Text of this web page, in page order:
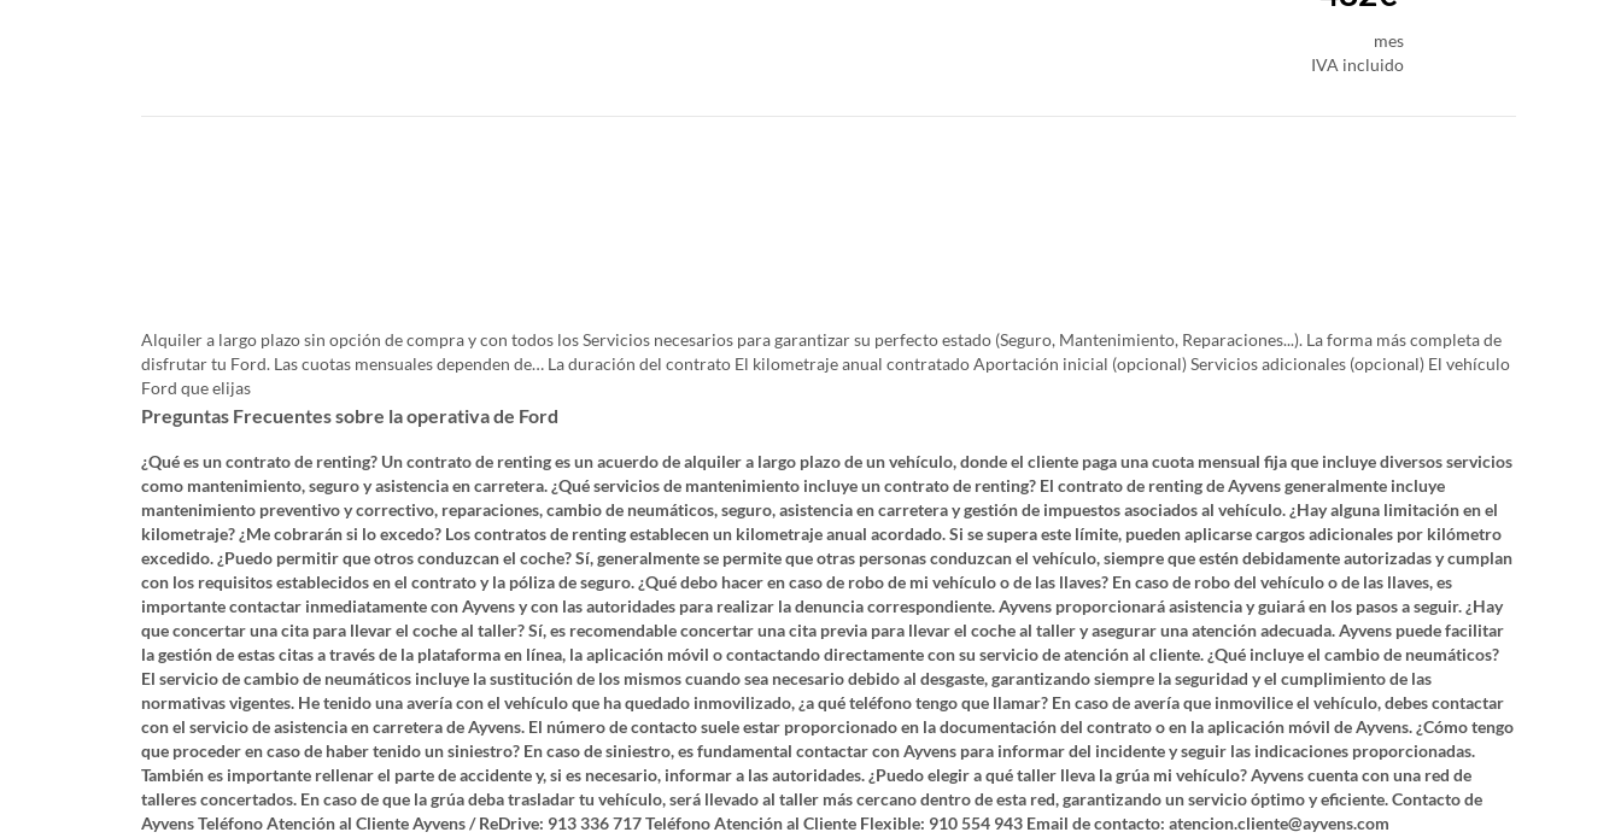
mes
IVA incluido
Alquiler a largo plazo sin opción de compra y con todos los Servicios necesarios para garantizar su perfecto estado (Seguro, Mantenimiento, Reparaciones...). La forma más completa de
disfrutar tu Ford. Las cuotas mensuales dependen de… La duración del contrato El kilometraje anual contratado Aportación inicial (opcional) Servicios adicionales (opcional) El vehículo
Ford que elijas
Preguntas Frecuentes sobre la operativa de Ford
¿Qué es un contrato de renting? Un contrato de renting es un acuerdo de alquiler a largo plazo de un vehículo, donde el cliente paga una cuota mensual fija que incluye diversos servicios
como mantenimiento, seguro y asistencia en carretera. ¿Qué servicios de mantenimiento incluye un contrato de renting? El contrato de renting de Ayvens generalmente incluye
mantenimiento preventivo y correctivo, reparaciones, cambio de neumáticos, seguro, asistencia en carretera y gestión de impuestos asociados al vehículo. ¿Hay alguna limitación en el
kilometraje? ¿Me cobrarán si lo excedo? Los contratos de renting establecen un kilometraje anual acordado. Si se supera este límite, pueden aplicarse cargos adicionales por kilómetro
excedido. ¿Puedo permitir que otros conduzcan el coche? Sí, generalmente se permite que otras personas conduzcan el vehículo, siempre que estén debidamente autorizadas y cumplan
con los requisitos establecidos en el contrato y la póliza de seguro. ¿Qué debo hacer en caso de robo de mi vehículo o de las llaves? En caso de robo del vehículo o de las llaves, es
importante contactar inmediatamente con Ayvens y con las autoridades para realizar la denuncia correspondiente. Ayvens proporcionará asistencia y guiará en los pasos a seguir. ¿Hay
que concertar una cita para llevar el coche al taller? Sí, es recomendable concertar una cita previa para llevar el coche al taller y asegurar una atención adecuada. Ayvens puede facilitar
la gestión de estas citas a través de la plataforma en línea, la aplicación móvil o contactando directamente con su servicio de atención al cliente. ¿Qué incluye el cambio de neumáticos?
El servicio de cambio de neumáticos incluye la sustitución de los mismos cuando sea necesario debido al desgaste, garantizando siempre la seguridad y el cumplimiento de las
normativas vigentes. He tenido una avería con el vehículo que ha quedado inmovilizado, ¿a qué teléfono tengo que llamar? En caso de avería que inmovilice el vehículo, debes contactar
con el servicio de asistencia en carretera de Ayvens. El número de contacto suele estar proporcionado en la documentación del contrato o en la aplicación móvil de Ayvens. ¿Cómo tengo
que proceder en caso de haber tenido un siniestro? En caso de siniestro, es fundamental contactar con Ayvens para informar del incidente y seguir las indicaciones proporcionadas.
También es importante rellenar el parte de accidente y, si es necesario, informar a las autoridades. ¿Puedo elegir a qué taller lleva la grúa mi vehículo? Ayvens cuenta con una red de
talleres concertados. En caso de que la grúa deba trasladar tu vehículo, será llevado al taller más cercano dentro de esta red, garantizando un servicio óptimo y eficiente. Contacto de
Ayvens Teléfono Atención al Cliente Ayvens / ReDrive: 913 336 717 Teléfono Atención al Cliente Flexible: 910 554 943 Email de contacto: atencion.cliente@ayvens.com